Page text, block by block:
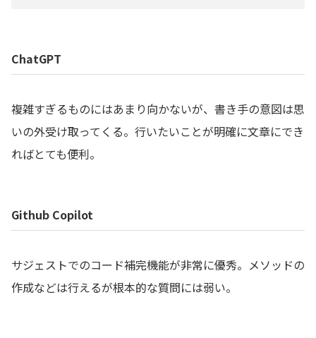
ChatGPT
複雑すぎるものにはあまり向かないが、書き手の意図は思
いの外受け取ってくる。行いたいことが明確に文章にでき
ればとても便利。
Github Copilot
サジェストでのコード補完機能が非常に優秀。メソッドの
作成などは行えるが根本的な質問には弱い。